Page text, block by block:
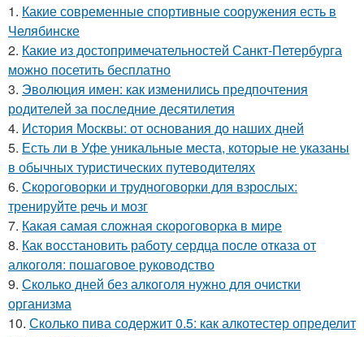
1. Какие современные спортивные сооружения есть в
Челябинске
2. Какие из достопримечательностей Санкт-Петербурга
можно посетить бесплатно
3. Эволюция имен: как изменились предпочтения
родителей за последние десятилетия
4. История Москвы: от основания до наших дней
5. Есть ли в Уфе уникальные места, которые не указаны
в обычных туристических путеводителях
6. Скороговорки и трудноговорки для взрослых:
тренируйте речь и мозг
7. Какая самая сложная скороговорка в мире
8. Как восстановить работу сердца после отказа от
алкоголя: пошаговое руководство
9. Сколько дней без алкоголя нужно для очистки
организма
10. Сколько пива содержит 0.5: как алкотестер определит